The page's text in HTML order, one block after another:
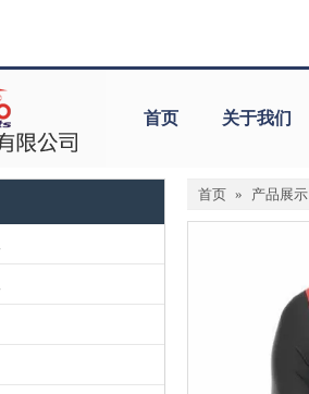
首页 关于我们
首页 » 产品展示